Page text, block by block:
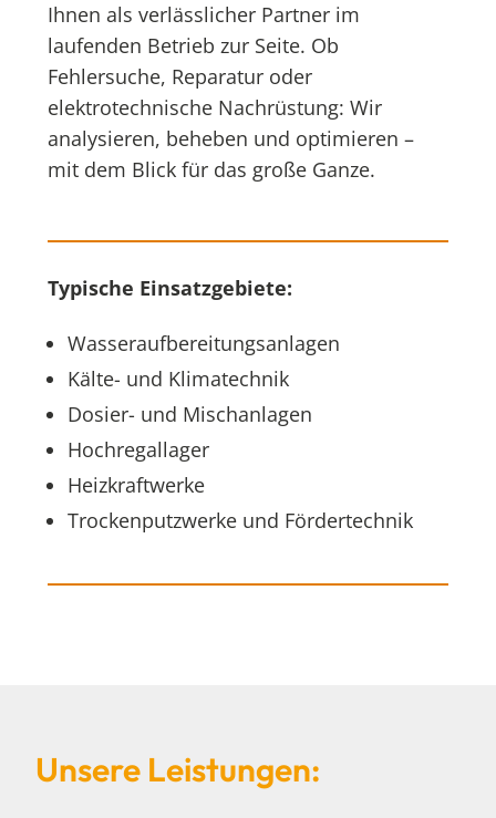
Ihnen als verlässlicher Partner im
laufenden Betrieb zur Seite. Ob
Fehlersuche, Reparatur oder
elektrotechnische Nachrüstung: Wir
analysieren, beheben und optimieren –
mit dem Blick für das große Ganze.
Typische Einsatzgebiete:
Wasseraufbereitungsanlagen
Kälte- und Klimatechnik
Dosier- und Mischanlagen
Hochregallager
Heizkraftwerke
Trockenputzwerke und Fördertechnik
Unsere Leistungen: